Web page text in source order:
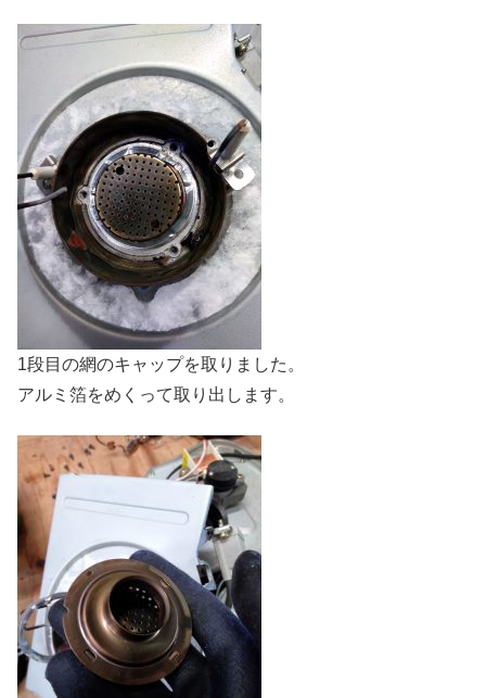
1段目の網のキャップを取りました。
アルミ箔をめくって取り出します。